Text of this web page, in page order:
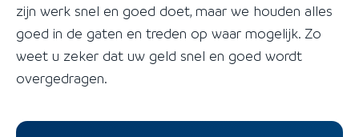
zijn werk snel en goed doet, maar we houden alles
goed in de gaten en treden op waar mogelijk. Zo
weet u zeker dat uw geld snel en goed wordt
overgedragen.